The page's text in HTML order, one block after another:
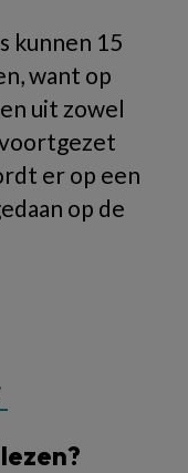
kunnen 15
want op
uit zowel
voortgezet
er op een
op de